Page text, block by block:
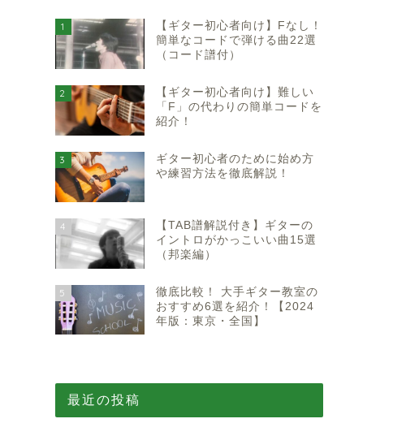
1
【ギター初心者向け】Fなし！
簡単なコードで弾ける曲22選
（コード譜付）
2
【ギター初心者向け】難しい
「F」の代わりの簡単コードを
紹介！
3
ギター初心者のために始め方
や練習方法を徹底解説！
4
【TAB譜解説付き】ギターの
イントロがかっこいい曲15選
（邦楽編）
5
徹底比較！ 大手ギター教室の
おすすめ6選を紹介！【2024
年版：東京・全国】
最近の投稿